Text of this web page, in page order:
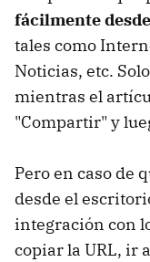
fácilmente
tales como
Noticias, etc.
mientras el
"Compartir" y
Pero en caso de
desde el
integración con
copiar la URL, ir